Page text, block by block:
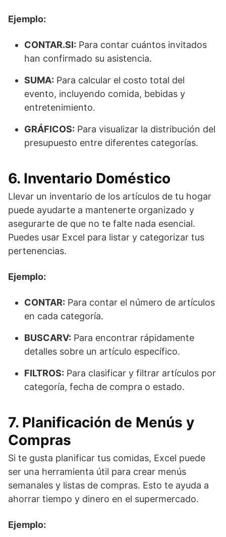
Ejemplo:
CONTAR.SI: Para contar cuántos invitados
han confirmado su asistencia.
SUMA: Para calcular el costo total del
evento, incluyendo comida, bebidas y
entretenimiento.
GRÁFICOS: Para visualizar la distribución del
presupuesto entre diferentes categorías.
6. Inventario Doméstico
Llevar un inventario de los artículos de tu hogar
puede ayudarte a mantenerte organizado y
asegurarte de que no te falte nada esencial.
Puedes usar Excel para listar y categorizar tus
pertenencias.
Ejemplo:
CONTAR: Para contar el número de artículos
en cada categoría.
BUSCARV: Para encontrar rápidamente
detalles sobre un artículo específico.
FILTROS: Para clasificar y filtrar artículos por
categoría, fecha de compra o estado.
7. Planificación de Menús y
Compras
Si te gusta planificar tus comidas, Excel puede
ser una herramienta útil para crear menús
semanales y listas de compras. Esto te ayuda a
ahorrar tiempo y dinero en el supermercado.
Ejemplo: